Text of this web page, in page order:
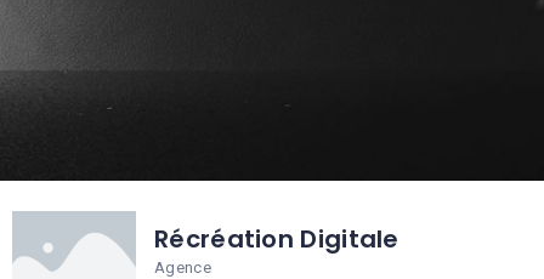
Récréation Digitale
Agence